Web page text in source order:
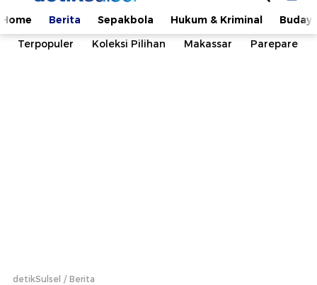
Home Berita Sepakbola Hukum & Kriminal
Terpopuler
Koleksi Pilihan Makassar Parepare
detikSulsel Berita